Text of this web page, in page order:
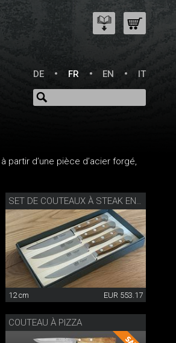
DE
FR EN IT
d’une pièce d’acier forgé,
SET DE COUTEAUX À STEAK EN BOIS DE CHÊNE
12 cm EUR 553.17
COUTEAU À PIZZA